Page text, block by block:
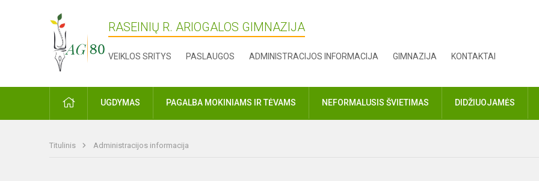
RASEINIŲ R. ARIOGALOS GIMNAZIJA
VEIKLOS SRITYS PASLAUGOS ADMINISTRACIJOS INFORMACIJA GIMNAZIJA KONTAKTAI
PRADŽIAUGDYMAS PAGALBA MOKINIAMS IR TĖVAMS NEFORMALUSIS ŠVIETIMAS DIDŽIUOJAMĖS
Titulinis Administracijos informacija